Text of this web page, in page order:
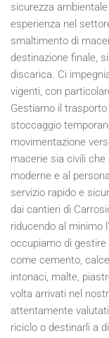
sicurezza
esperienza nel
smaltimento di
destinazione finale,
discarica. Ci
vigenti, con
Gestiamo il
stoccaggio
movimentazione
macerie sia civili
moderne e al
servizio rapido e
dai cantieri di
riducendo al minimo
occupiamo di gestire
come cemento,
intonaci, malte,
volta arrivati nel
attentamente
riciclo o destinarli a